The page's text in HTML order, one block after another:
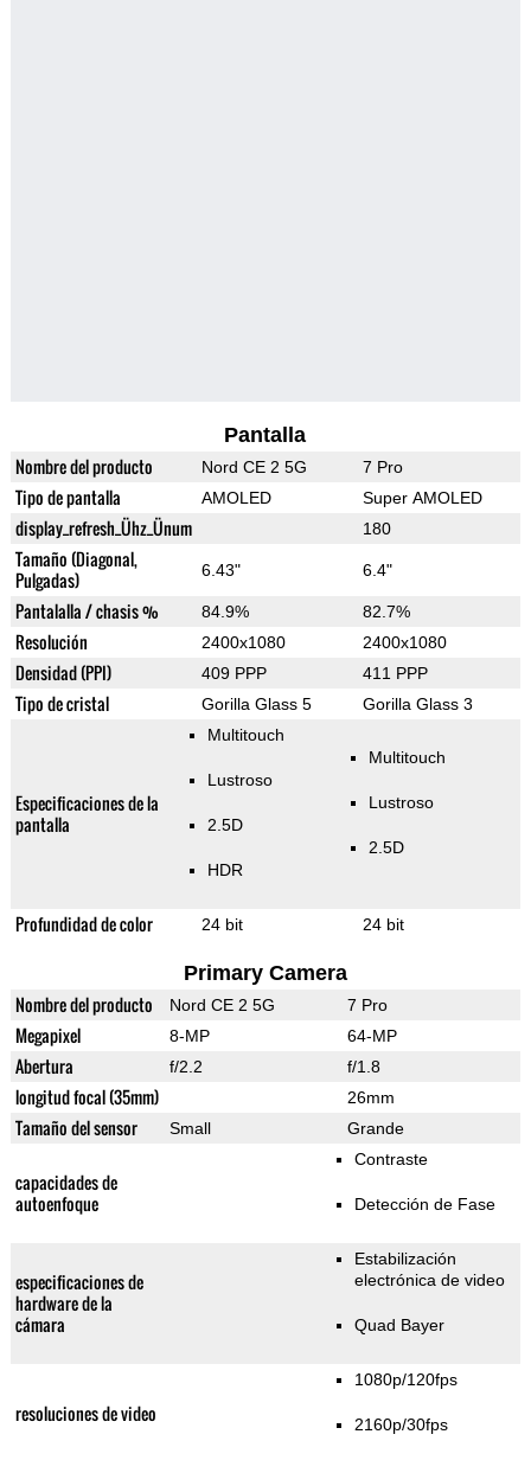
Pantalla
Nombre del producto Nord CE 2 5G 7 Pro
Tipo de pantalla AMOLED Super AMOLED
display_refresh_Ühz_Ünum 180
Tamaño (Diagonal,
Pulgadas)
6.43" 6.4"
Pantalalla / chasis % 84.9% 82.7%
Resolución 2400x1080 2400x1080
Densidad (PPI) 409 PPP 411 PPP
Tipo de cristal Gorilla Glass 5 Gorilla Glass 3
Especificaciones de la
pantalla
Multitouch
Lustroso
2.5D
HDR
Multitouch
Lustroso
2.5D
Profundidad de color 24 bit 24 bit
Primary Camera
Nombre del producto Nord CE 2 5G 7 Pro
Megapixel 8-MP 64-MP
Abertura f/2.2 f/1.8
longitud focal (35mm) 26mm
Tamaño del sensor Small Grande
capacidades de
autoenfoque
Contraste
Detección de Fase
especificaciones de
hardware de la
cámara
Estabilización
electrónica de video
Quad Bayer
resoluciones de video
1080p/120fps
2160p/30fps